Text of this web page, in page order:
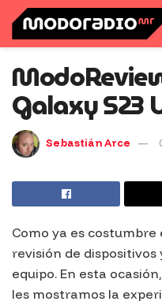
Galaxy S23
Sebastián Arce
Como ya es costumbre
revisión de
equipo. En esta
les mostramos la